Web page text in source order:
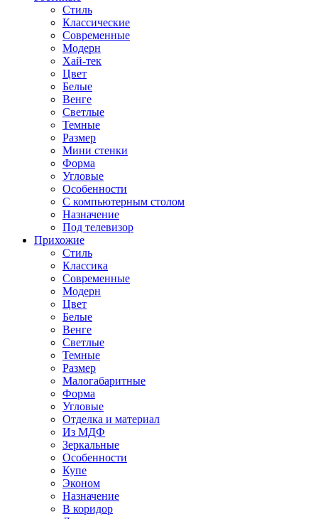
Стиль
Классические
Современные
Модерн
Хай-тек
Цвет
Белые
Венге
Светлые
Темные
Размер
Мини стенки
Форма
Угловые
Особенности
С компьютерным столом
Назначение
Под телевизор
Прихожие
Стиль
Классика
Современные
Модерн
Цвет
Белые
Венге
Светлые
Темные
Размер
Малогабаритные
Форма
Угловые
Отделка и материал
Из МДФ
Зеркальные
Особенности
Купе
Эконом
Назначение
В коридор